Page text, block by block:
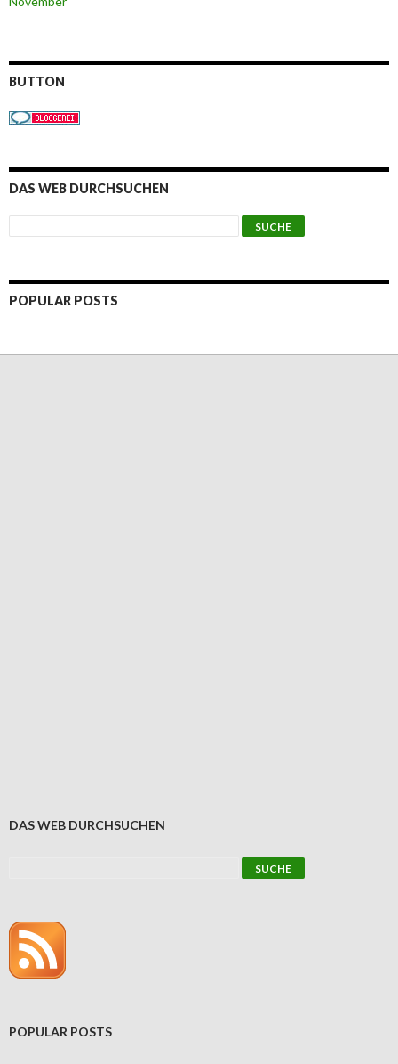
BUTTON
DAS WEB DURCHSUCHEN
POPULAR POSTS
DAS WEB DURCHSUCHEN
POPULAR POSTS